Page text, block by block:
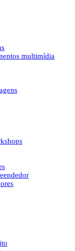
multimídia